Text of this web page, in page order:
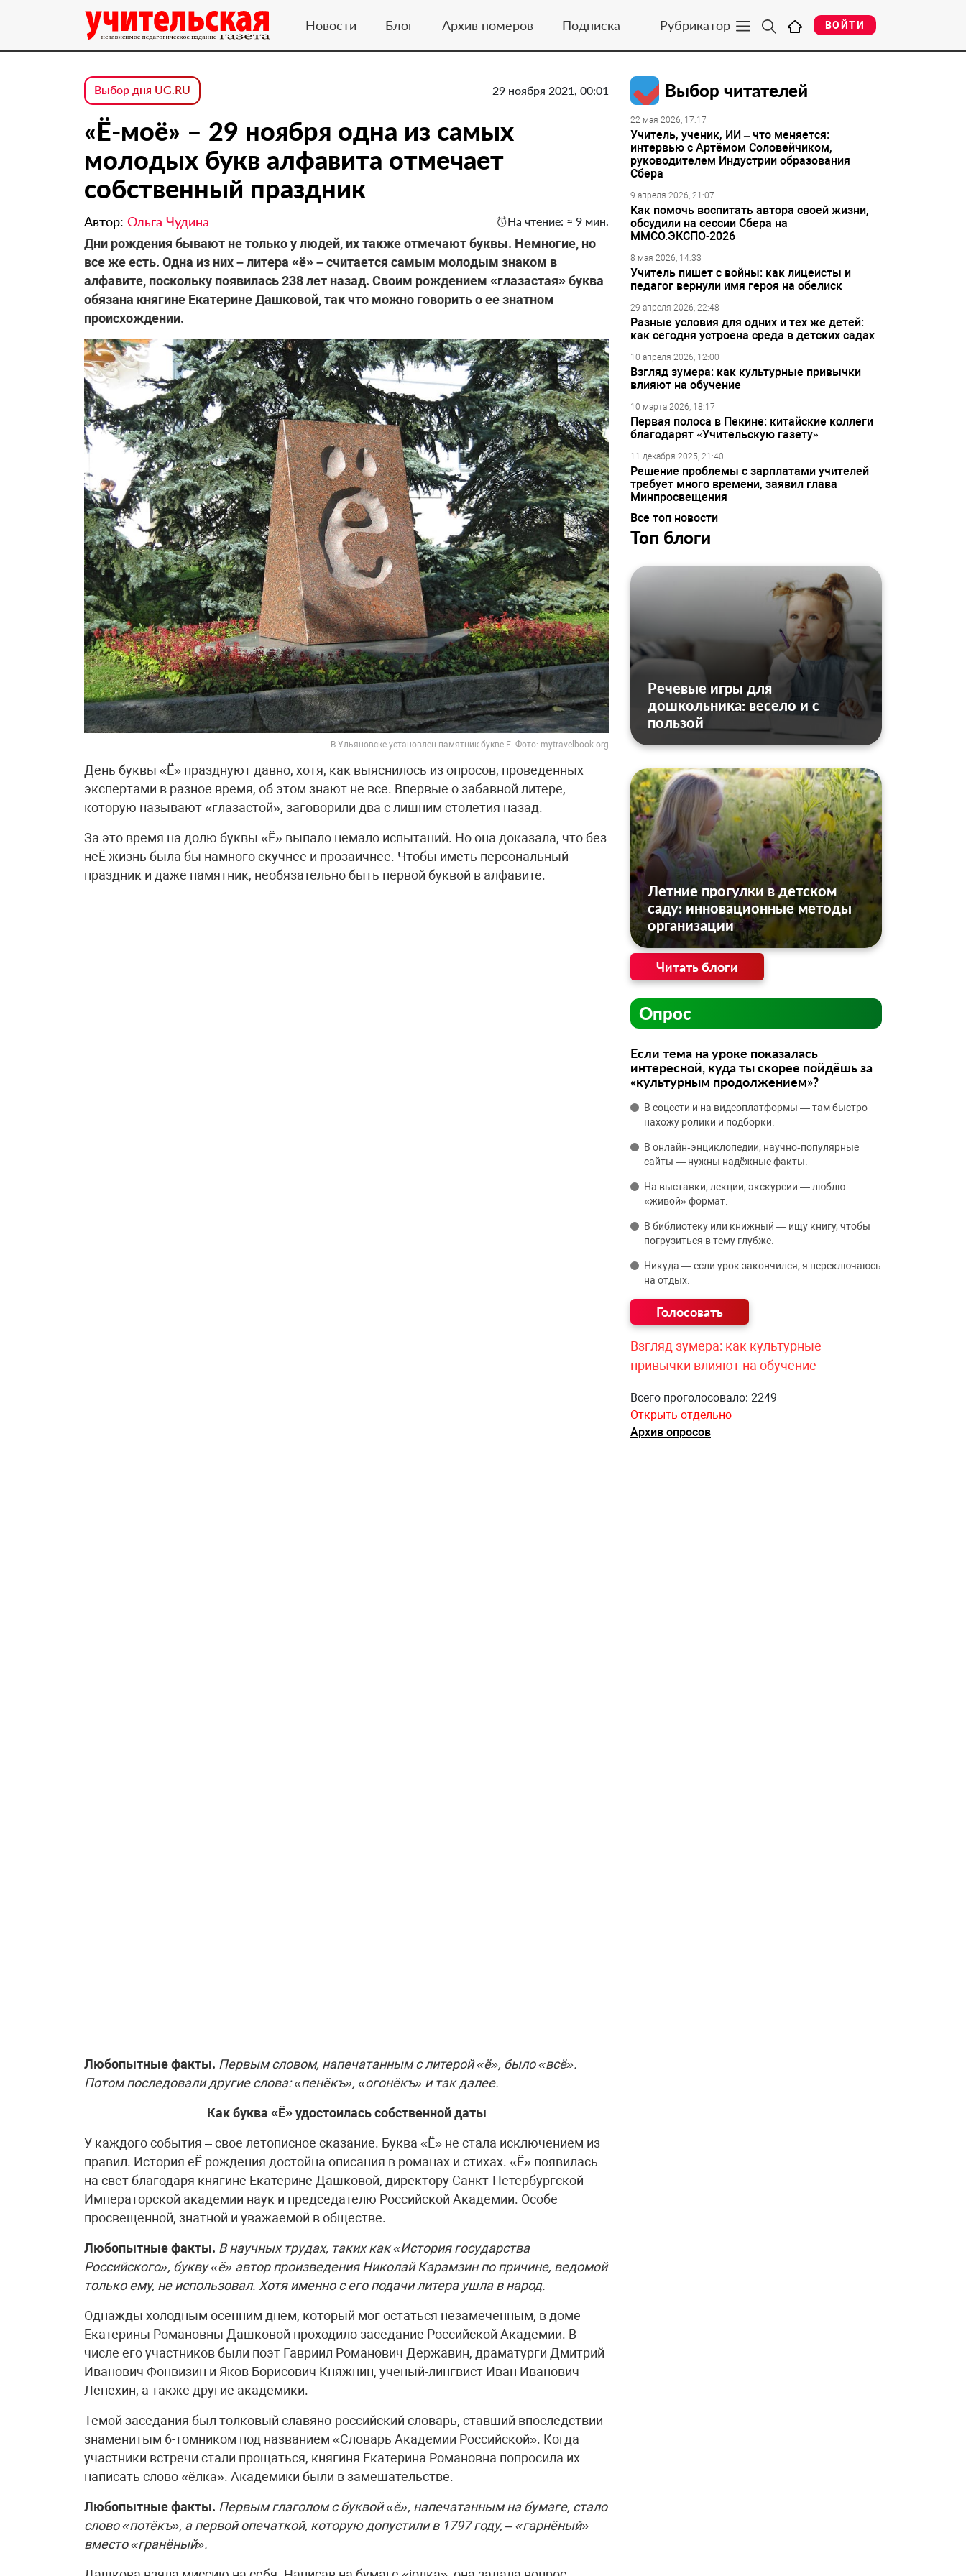
Новости Блог Архив номеров Подписка Рубрикатор ВОЙТИ
Выбор дня UG.RU 29 ноября 2021, 00:01
«Ё-моё» – 29 ноября одна из самых
молодых букв алфавита отмечает
собственный праздник
Автор: Ольга Чудина На чтение: ≈ 9 мин.
Дни рождения бывают не только у людей, их также отмечают буквы. Немногие, но
все же есть. Одна из них – литера «ё» – считается самым молодым знаком в
алфавите, поскольку появилась 238 лет назад. Своим рождением «глазастая» буква
обязана княгине Екатерине Дашковой, так что можно говорить о ее знатном
происхождении.
В Ульяновске установлен памятник букве Ё. Фото: mytravelbook.org
День буквы «Ё» празднуют давно, хотя, как выяснилось из опросов, проведенных
экспертами в разное время, об этом знают не все. Впервые о забавной литере,
которую называют «глазастой», заговорили два с лишним столетия назад.
За это время на долю буквы «Ё» выпало немало испытаний. Но она доказала, что без
неЁ жизнь была бы намного скучнее и прозаичнее. Чтобы иметь персональный
праздник и даже памятник, необязательно быть первой буквой в алфавите.
Любопытные факты. Первым словом, напечатанным с литерой «ё», было «всё».
Потом последовали другие слова: «пенёкъ», «огонёкъ» и так далее.
Как буква «Ё» удостоилась собственной даты
У каждого события – свое летописное сказание. Буква «Ё» не стала исключением из
правил. История еЁ рождения достойна описания в романах и стихах. «Ё» появилась
на свет благодаря княгине Екатерине Дашковой, директору Санкт-Петербургской
Императорской академии наук и председателю Российской Академии. Особе
просвещенной, знатной и уважаемой в обществе.
Любопытные факты. В научных трудах, таких как «История государства
Российского», букву «ё» автор произведения Николай Карамзин по причине, ведомой
только ему, не использовал. Хотя именно с его подачи литера ушла в народ.
Однажды холодным осенним днем, который мог остаться незамеченным, в доме
Екатерины Романовны Дашковой проходило заседание Российской Академии. В
числе его участников были поэт Гавриил Романович Державин, драматурги Дмитрий
Иванович Фонвизин и Яков Борисович Княжнин, ученый-лингвист Иван Иванович
Лепехин, а также другие академики.
Темой заседания был толковый славяно-российский словарь, ставший впоследствии
знаменитым 6-томником под названием «Словарь Академии Российской». Когда
участники встречи стали прощаться, княгиня Екатерина Романовна попросила их
написать слово «ёлка». Академики были в замешательстве.
Любопытные факты. Первым глаголом с буквой «ё», напечатанным на бумаге, стало
слово «потёкъ», а первой опечаткой, которую допустили в 1797 году, – «гарнёный»
вместо «гранёный».
Выбор читателей
22 мая 2026, 17:17
Учитель, ученик, ИИ – что меняется:
интервью с Артёмом Соловейчиком,
руководителем Индустрии образования
Сбера
9 апреля 2026, 21:07
Как помочь воспитать автора своей жизни,
обсудили на сессии Сбера на
ММСО.ЭКСПО-2026
8 мая 2026, 14:33
Учитель пишет с войны: как лицеисты и
педагог вернули имя героя на обелиск
29 апреля 2026, 22:48
Разные условия для одних и тех же детей:
как сегодня устроена среда в детских садах
10 апреля 2026, 12:00
Взгляд зумера: как культурные привычки
влияют на обучение
10 марта 2026, 18:17
Первая полоса в Пекине: китайские коллеги
благодарят «Учительскую газету»
11 декабря 2025, 21:40
Решение проблемы с зарплатами учителей
требует много времени, заявил глава
Минпросвещения
Все топ новости
Топ блоги
Речевые игры для
дошкольника: весело и с
пользой
Летние прогулки в детском
саду: инновационные методы
организации
Читать блоги
Опрос
Если тема на уроке показалась
интересной, куда ты скорее пойдёшь за
«культурным продолжением»?
В соцсети и на видеоплатформы — там быстро
нахожу ролики и подборки.
В онлайн‑энциклопедии, научно‑популярные
сайты — нужны надёжные факты.
На выставки, лекции, экскурсии — люблю
«живой» формат.
В библиотеку или книжный — ищу книгу, чтобы
погрузиться в тему глубже.
Никуда — если урок закончился, я переключаюсь
на отдых.
Взгляд зумера: как культурные
привычки влияют на обучение
Всего проголосовало: 2249
Открыть отдельно
Архив опросов